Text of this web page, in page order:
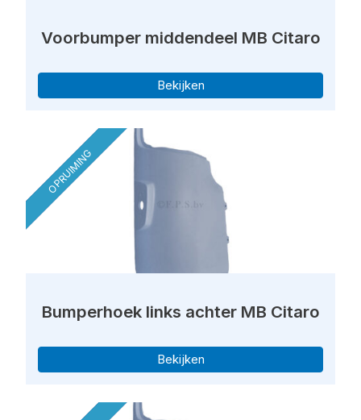
Voorbumper middendeel MB Citaro
Bekijken
OPRUIMING
Bumperhoek links achter MB Citaro
Bekijken